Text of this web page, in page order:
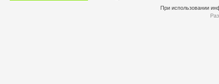
При использовании